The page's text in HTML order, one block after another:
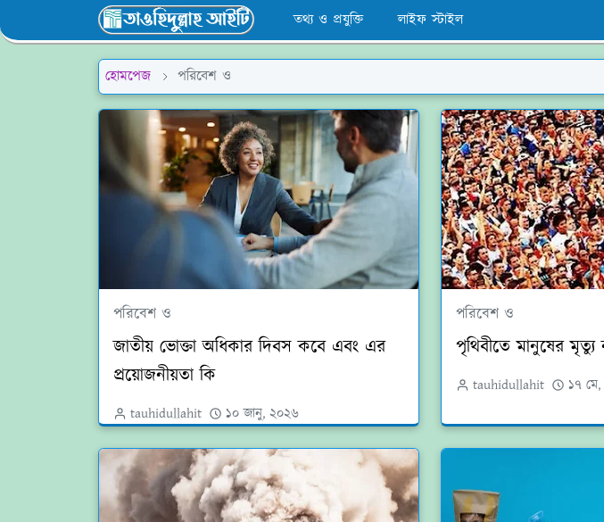
তথ্য ও প্রযুক্তি লাইফ স্টাইল
হোমপেজ পরিবেশ ও
পরিবেশ ও
জাতীয় ভোক্তা অধিকার দিবস কবে এবং এর
প্রয়োজনীয়তা কি
tauhidullahit ১০ জানু, ২০২৬
পরিবেশ ও
পৃথিবীতে মানুষের
tauhidullahit ১৭